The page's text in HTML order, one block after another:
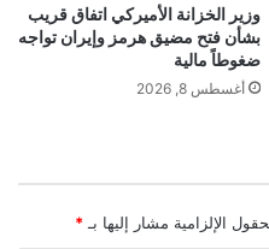
بين القطاعين
في القطاع
أنشئ العديد
في تقديم الخدمات،
وزير الخزانة الأميركي اتفاق قريب
بشأن فتح مضيق هرمز وإيران تواجه
ضغوطاً مالية
أغسطس 8, 2026
الإلزامية مشار إليها بـ*